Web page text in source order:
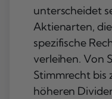
unterscheidet
Aktienarten,
spezifische
verleihen. Von
Stimmrecht bis
höheren